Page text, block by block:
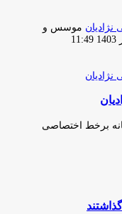
موسس و
برخط اختصاصی